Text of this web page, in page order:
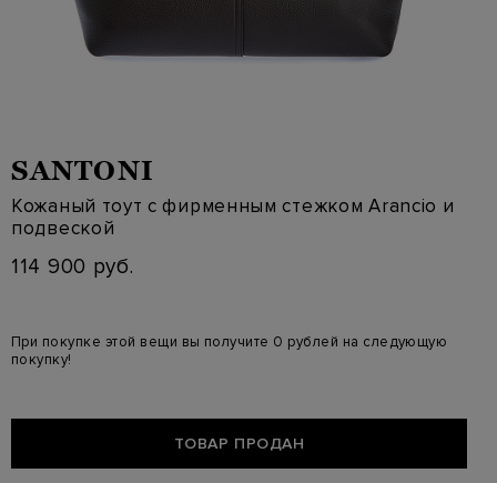
SANTONI
Кожаный тоут с фирменным стежком Arancio и
подвеской
114 900 руб.
При покупке этой вещи вы получите 0 рублей на следующую
покупку!
ТОВАР ПРОДАН